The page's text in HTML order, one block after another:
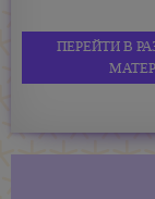
ПЕРЕЙТИ В